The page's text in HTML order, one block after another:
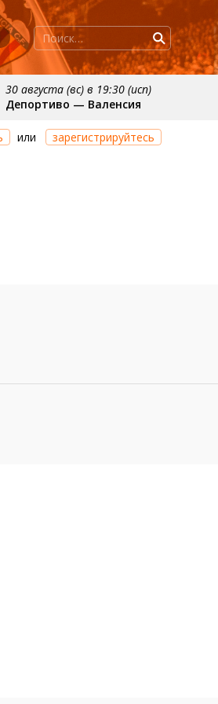
30 августа (вс) в 19:30 (исп)
Депортиво — Валенсия
11 октября
— Валенсия
или зарегистрируйтесь